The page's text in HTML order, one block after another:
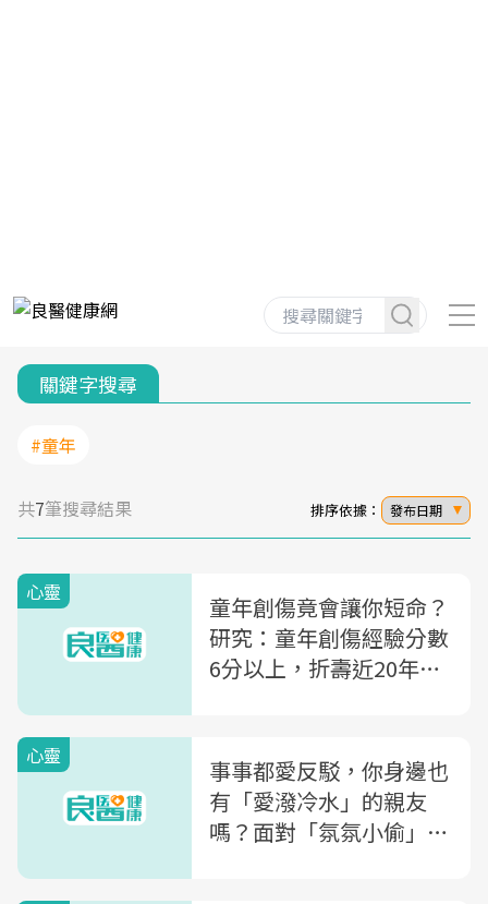
關鍵字搜尋
#童年
共7筆搜尋結果 排序依據： 發布日期
心靈
童年創傷竟會讓你短命？
研究：童年創傷經驗分數
6分以上，折壽近20年！
心靈
事事都愛反駁，你身邊也
有「愛潑冷水」的親友
嗎？面對「氛氛小偷」不